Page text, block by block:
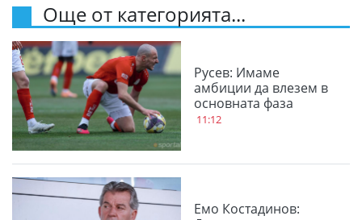
Още от категорията...
Русев: Имаме
амбиции да влезем в
основната фаза
11:12
Емо Костадинов: